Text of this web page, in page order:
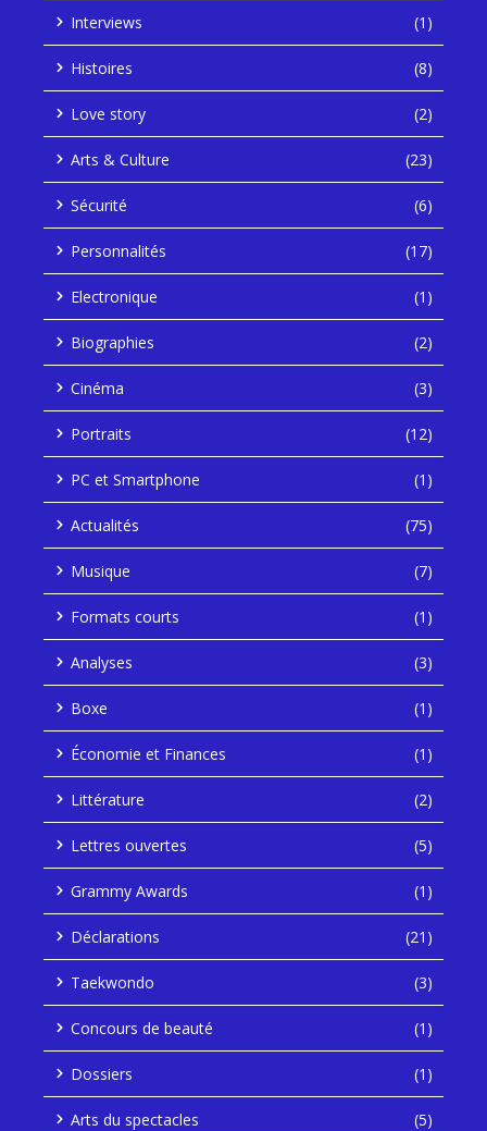
Interviews (1)
Histoires (8)
Love story (2)
Arts & Culture (23)
Sécurité (6)
Personnalités (17)
Electronique (1)
Biographies (2)
Cinéma (3)
Portraits (12)
PC et Smartphone (1)
Actualités (75)
Musique (7)
Formats courts (1)
Analyses (3)
Boxe (1)
Économie et Finances (1)
Littérature (2)
Lettres ouvertes (5)
Grammy Awards (1)
Déclarations (21)
Taekwondo (3)
Concours de beauté (1)
Dossiers (1)
Arts du spectacles (5)